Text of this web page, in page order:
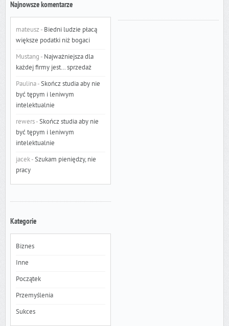
Najnowsze komentarze
mateusz- Biedni ludzie płacą
większe podatki niż bogaci
Mustang- Najważniejsza dla
każdej firmy jest… sprzedaż
Paulina-Skończ studia aby nie
być tępym i leniwym
intelektualnie
rewers-Skończ studia aby nie
być tępym i leniwym
intelektualnie
jacek-Szukam pieniędzy, nie
pracy
Kategorie
Biznes
Inne
Początek
Przemyślenia
Sukces